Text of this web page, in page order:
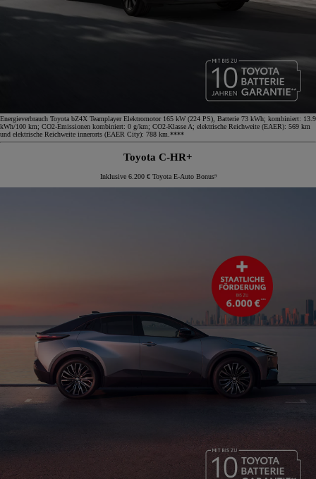
Energieverbrauch Toyota bZ4X Teamplayer Elektromotor 165 kW (224 PS), Batterie 73 kWh; kombiniert: 13.9
kWh/100 km; CO2-Emissionen kombiniert: 0 g/km; CO2-Klasse A; elektrische Reichweite (EAER): 569 km
und elektrische Reichweite innerorts (EAER City): 788 km.****
Toyota C-HR+
Inklusive 6.200 € Toyota E-Auto Bonus⁹